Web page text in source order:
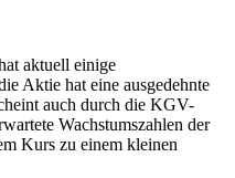
aktuell einige
Aktie hat eine ausgedehnte
auch durch die KGV-
Wachstumszahlen der
Kurs zu einem kleinen